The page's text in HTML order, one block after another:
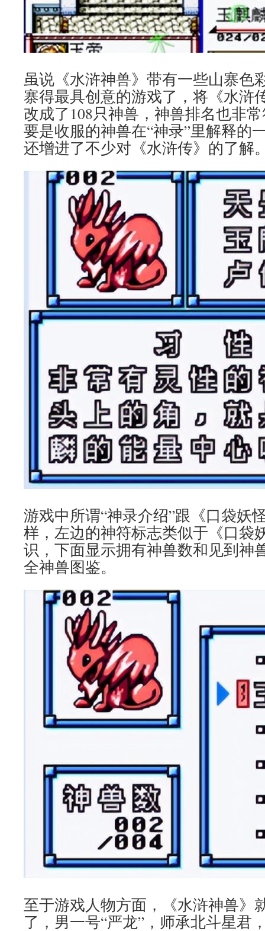
虽说《水浒神兽》带有一些山寨色
寨得最具创意的游戏了，将《水浒
改成了108只神兽，神兽排名也非
要是收服的神兽在“神录”里解释的
还增进了不少对《水浒传》的了解
游戏中所谓“神录介绍”跟《口袋妖
样，左边的神符标志类似于《口袋
识，下面显示拥有神兽数和见到神
全神兽图鉴。
至于游戏人物方面，《水浒神兽》
了，男一号“严龙”，师承北斗星君